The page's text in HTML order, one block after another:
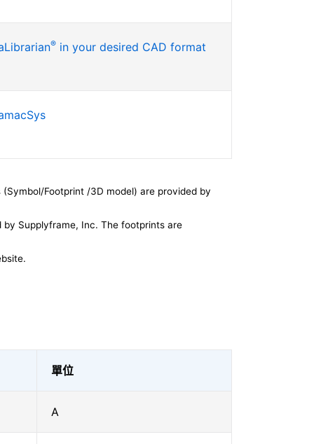
® in your desired CAD format
Footprint /3D model) are provided by
by Supplyframe, Inc. The footprints are
單位
A